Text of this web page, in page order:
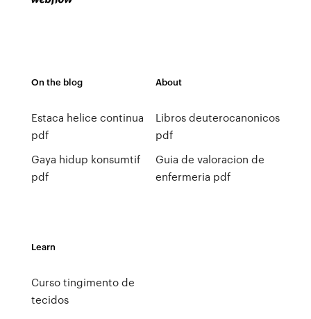
On the blog
Estaca helice continua
pdf
Gaya hidup konsumtif
pdf
About
Libros deuterocanonicos
pdf
Guia de valoracion de
enfermeria pdf
Learn
Curso tingimento de
tecidos